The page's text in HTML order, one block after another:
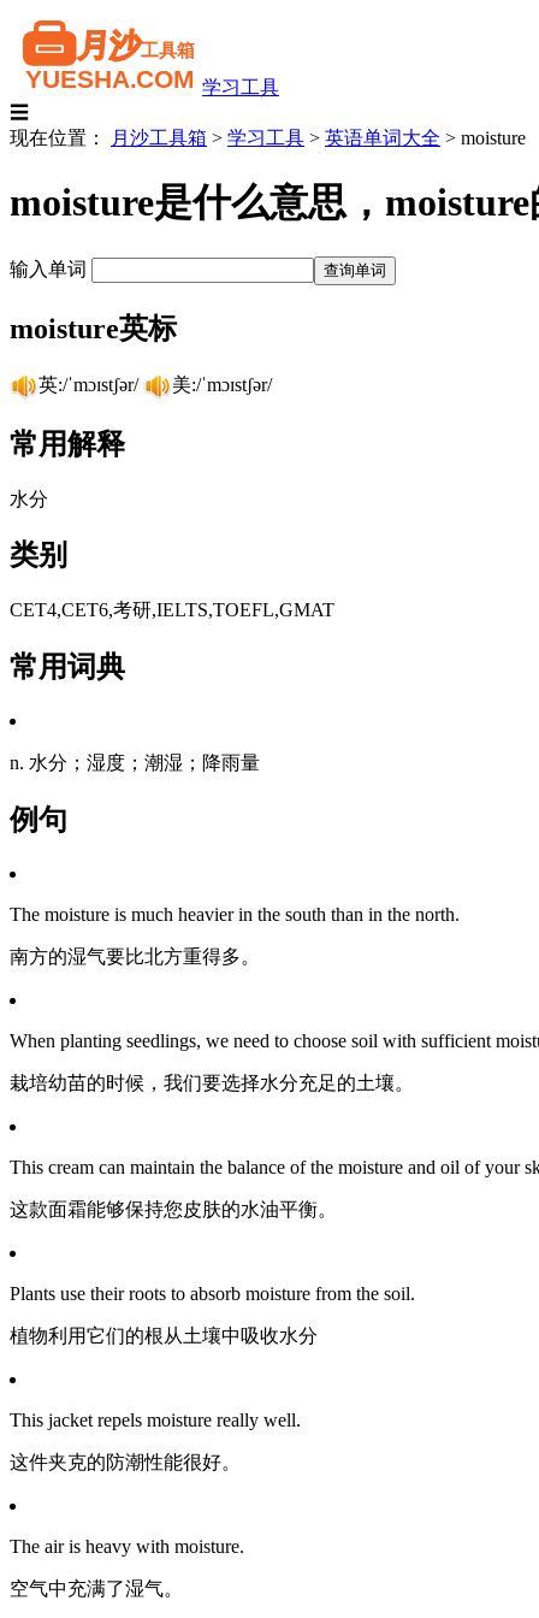
学习工具
☰
现在位置：
月沙工具箱 > 学习工具 > 英语单词大全 > moisture
moisture是什么意思，
输入单词
moisture英标
英:/ˈmɔɪstʃər/ 美:/ˈmɔɪstʃər/
常用解释
水分
类别
CET4,CET6,考研,IELTS,TOEFL,GMAT
常用词典
n. 水分；湿度；潮湿；降雨量
例句
The moisture is much heavier in the south than in the north.
南方的湿气要比北方重得多。
When planting seedlings, we need to choose soil with sufficient
栽培幼苗的时候，我们要选择水分充足的土壤。
This cream can maintain the balance of the moisture and oil of your
这款面霜能够保持您皮肤的水油平衡。
Plants use their roots to absorb moisture from the soil.
植物利用它们的根从土壤中吸收水分
This jacket repels moisture really well.
这件夹克的防潮性能很好。
The air is heavy with moisture.
空气中充满了湿气。